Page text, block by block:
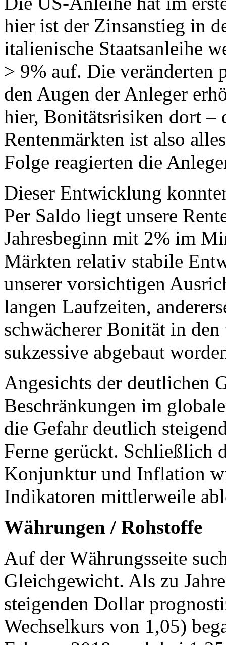
hier ist der Zinsanstieg in
italienische Staatsanleihe
> 9% auf. Die veränderten
den Augen der Anleger
hier, Bonitätsrisiken dort –
Rentenmärkten ist also
Folge reagierten die
Dieser Entwicklung
Per Saldo liegt unsere
Jahresbeginn mit 2% im
Märkten relativ stabile
unserer vorsichtigen
langen Laufzeiten,
schwächerer Bonität in
sukzessive abgebaut
Angesichts der deutlichen
Beschränkungen im
die Gefahr deutlich
Ferne gerückt. Schließlich
Konjunktur und Inflation
Indikatoren mittlerweile
Währungen / Rohstoffe
Auf der Währungsseite
Gleichgewicht. Als zu
steigenden Dollar
Wechselkurs von 1,05)